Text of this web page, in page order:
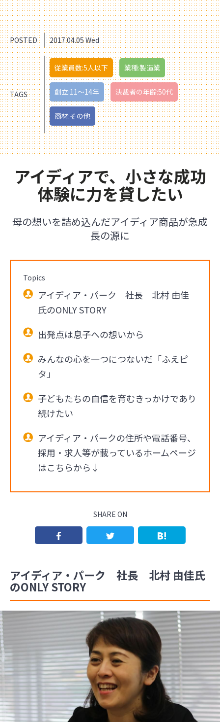
POSTED 2017.04.05 Wed
TAGS
従業員数:5人以下 業種:製造業
創立:11〜14年 決裁者の年齢:50代
商材:その他
アイディアで、小さな成功
体験に力を貸したい
母の想いを詰め込んだアイディア商品が急成
長の源に
Topics
アイディア・パーク 社長 北村 由佳
氏のONLY STORY
出発点は息子への想いから
みんなの心を一つにつないだ「ふえピ
タ」
子どもたちの自信を育むきっかけであり
続けたい
アイディア・パークの住所や電話番号、
採用・求人等が載っているホームページ
はこちらから↓
SHARE ON
アイディア・パーク 社長 北村 由佳氏
のONLY STORY